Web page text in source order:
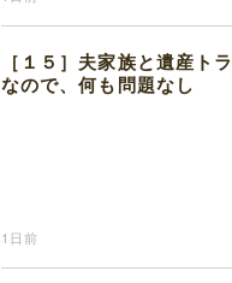
［１５］夫家族と遺産ト
なので、何も問題なし
1日前